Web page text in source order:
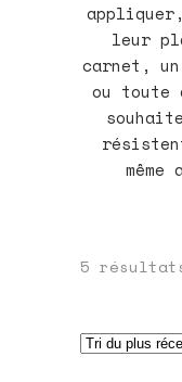
leur
carnet,
ou toute
5